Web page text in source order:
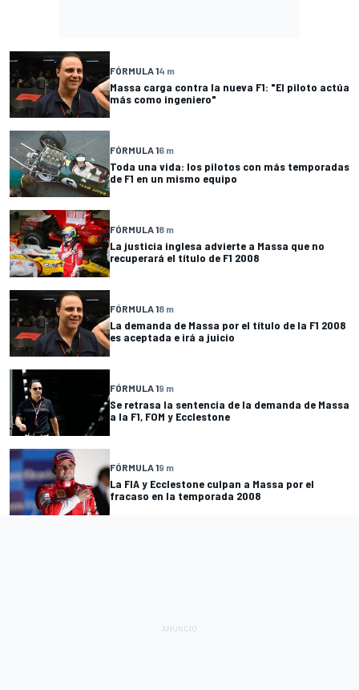
FÓRMULA 14 m
Massa carga contra la nueva F1: "El piloto actúa
más como ingeniero"
FÓRMULA 16 m
Toda una vida: los pilotos con más temporadas
de F1 en un mismo equipo
FÓRMULA 18 m
La justicia inglesa advierte a Massa que no
recuperará el título de F1 2008
FÓRMULA 18 m
La demanda de Massa por el título de la F1 2008
es aceptada e irá a juicio
FÓRMULA 19 m
Se retrasa la sentencia de la demanda de Massa
a la F1, FOM y Ecclestone
FÓRMULA 19 m
La FIA y Ecclestone culpan a Massa por el
fracaso en la temporada 2008